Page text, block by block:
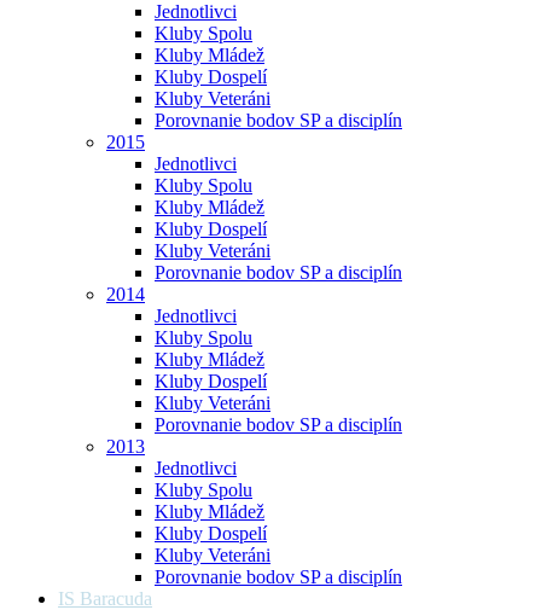
Jednotlivci
Kluby Spolu
Kluby Mládež
Kluby Dospelí
Kluby Veteráni
Porovnanie bodov SP a disciplín
2015
Jednotlivci
Kluby Spolu
Kluby Mládež
Kluby Dospelí
Kluby Veteráni
Porovnanie bodov SP a disciplín
2014
Jednotlivci
Kluby Spolu
Kluby Mládež
Kluby Dospelí
Kluby Veteráni
Porovnanie bodov SP a disciplín
2013
Jednotlivci
Kluby Spolu
Kluby Mládež
Kluby Dospelí
Kluby Veteráni
Porovnanie bodov SP a disciplín
IS Baracuda